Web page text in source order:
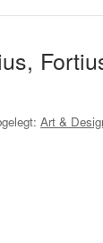
Art &